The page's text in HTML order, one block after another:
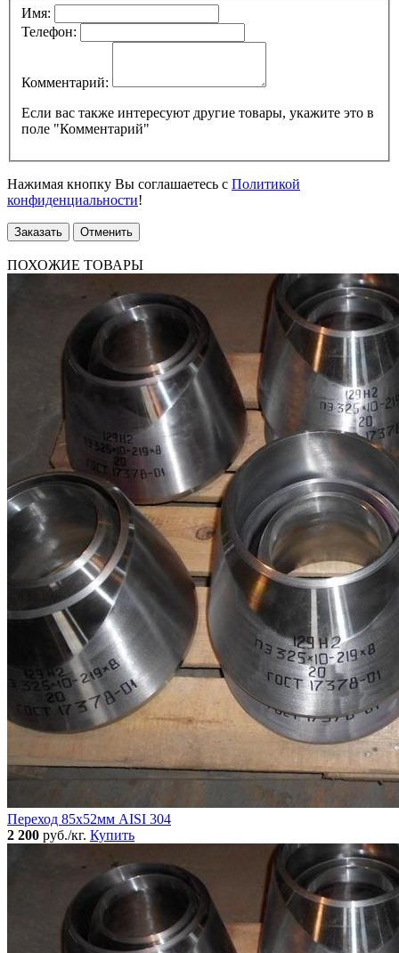
Имя:
Телефон:
Комментарий:
Если вас также интересуют другие товары, укажите это в
поле "Комментарий"
Нажимая кнопку Вы соглашаетесь с Политикой
конфиденциальности!
Заказать Отменить
ПОХОЖИЕ ТОВАРЫ
Переход 85х52мм AISI 304
2 200 руб./кг. Купить